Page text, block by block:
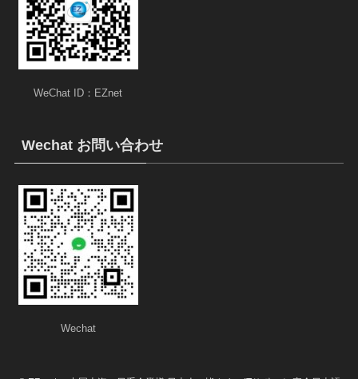
WeChat ID：EZnet
Wechat お問い合わせ
Wechat